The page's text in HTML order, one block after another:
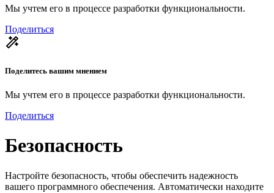
Мы учтем его в процессе разработки функциональности.
Поделиться
Поделитесь вашим мнением
Мы учтем его в процессе разработки функциональности.
Поделиться
Безопасность
Настройте безопасность, чтобы обеспечить надежность
вашего программного обеспечения. Автоматически находите